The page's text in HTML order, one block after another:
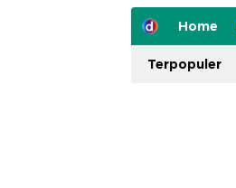
Home
Terpopuler